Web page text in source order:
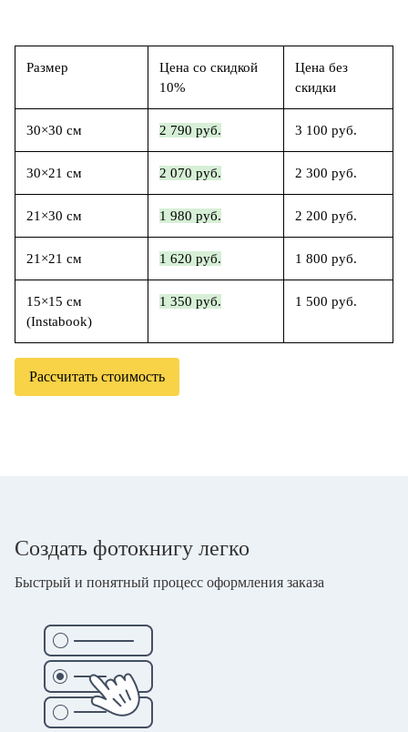
Размер
Цена со скидкой
10%
Цена без
скидки
30×30 см 2 790 руб. 3 100 руб.
30×21 см 2 070 руб. 2 300 руб.
21×30 см 1 980 руб. 2 200 руб.
21×21 см 1 620 руб. 1 800 руб.
15×15 см
(Instabook)
1 350 руб. 1 500 руб.
Рассчитать стоимость
Создать фотокнигу легко
Быстрый и понятный процесс оформления заказа